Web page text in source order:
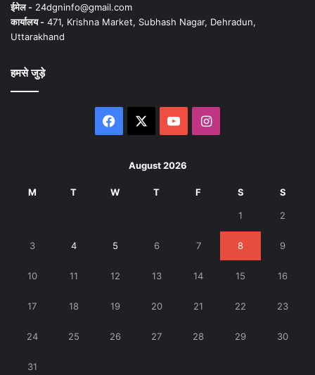
ईमेल - 24dgninfo@gmail.com
कार्यालय - 471, Krishna Market, Subhash Nagar, Dehradun,
Uttarakhand
हमसे जुड़े
Facebook YouTubeInstagram
August 2026
M T W T F S S
1 2
3 4 5 6 7 8 9
10 11 12 13 14 15 16
17 18 19 20 21 22 23
24 25 26 27 28 29 30
31